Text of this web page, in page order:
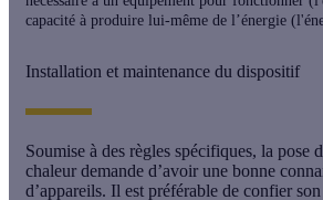
capacité à produire lui-même de l’énergie
Installation et maintenance du dispositif
Soumise à des règles spécifiques, la pose
chaleur demande d’avoir une bonne
d’appareils. Il est préférable de confier